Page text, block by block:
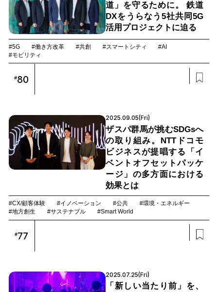
道」を守るために。 鉄道
DXをうらなう5社共同5G
活用プロジェクトに迫る
#5G #働き方改革 #共創 #スマートシティ
#AI
#モビリティ
#80
2025.09.05(Fri)
ザスパ群馬が挑むSDGsへ
の取り組み。NTTドコモ
ビジネスが提唱する「イ
ベントオフセットパッケ
ージ」の多方面における
効果とは
#CX/顧客体験 #イノベーション #公共
#環境・エネルギー
#地方創生
#サステナブル #Smart World
#77
2025.07.25(Fri)
「新しい当たり前」を、